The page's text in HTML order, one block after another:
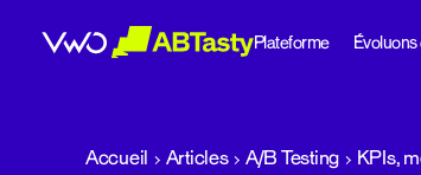
Plateforme
Accueil Articles A/B Testing KPIs,